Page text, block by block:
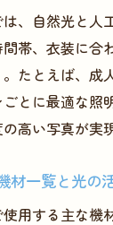
フォトスタジオ
ジオのリピー
、自然光と人
帯、衣装に合
たとえば、成
とに最適な照
高い写真が実
材一覧と光の
用する主な機